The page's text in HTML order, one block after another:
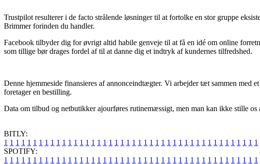
Trustpilot resulterer i de facto strålende løsninger til at fortolke en stor gruppe
Brimmer forinden du handler.
Facebook tilbyder dig for øvrigt altid habile genveje til at få en idé om online
som tillige bør drages fordel af til at danne dig et indtryk af kundernes tilfredshed.
Denne hjemmeside finansieres af annonceindtægter. Vi arbejder tæt sammen med
foretager en bestilling.
Data om tilbud og netbutikker ajourføres rutinemæssigt, men man kan ikke stille
BITLY:
1 1 1 1 1 1 1 1 1 1 1 1 1 1 1 1 1 1 1 1 1 1 1 1 1 1 1 1 1 1 1 1 1 1 1 1 1 1 1 1 1 1 1 1
SPOTIFY:
1 1 1 1 1 1 1 1 1 1 1 1 1 1 1 1 1 1 1 1 1 1 1 1 1 1 1 1 1 1 1 1 1 1 1 1 1 1 1 1 1 1 1 1